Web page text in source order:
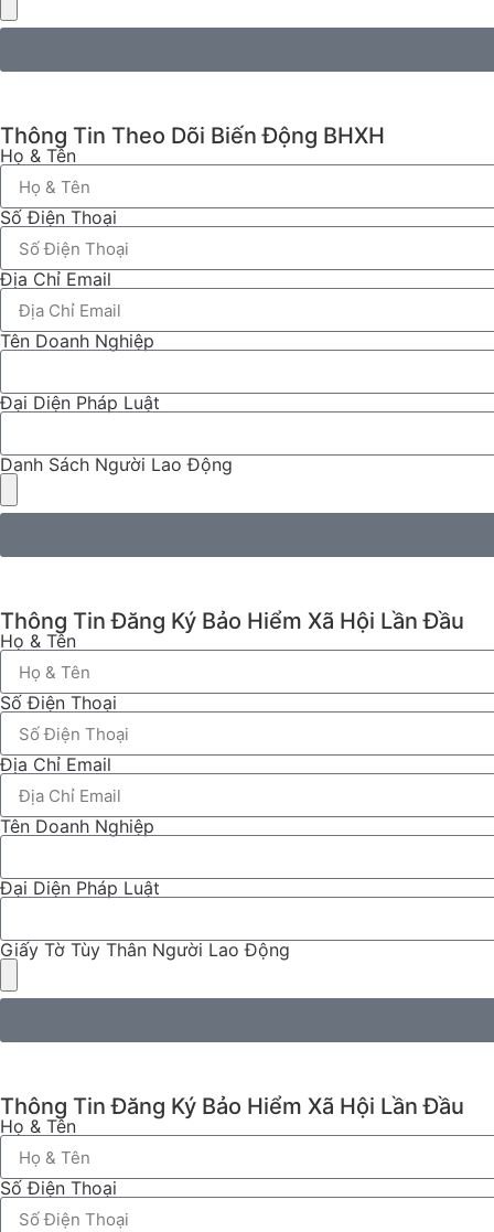
Thông Tin Theo Dõi Biến Động BHXH
Họ & Tên
Số Điện Thoại
Địa Chỉ Email
Tên Doanh Nghiệp
Đại Diện Pháp Luật
Danh Sách Người Lao Động
Thông Tin Đăng Ký Bảo Hiểm Xã Hội Lần Đầu
Họ & Tên
Số Điện Thoại
Địa Chỉ Email
Tên Doanh Nghiệp
Đại Diện Pháp Luật
Giấy Tờ Tùy Thân Người Lao Động
Thông Tin Đăng Ký Bảo Hiểm Xã Hội Lần Đầu
Họ & Tên
Số Điện Thoại